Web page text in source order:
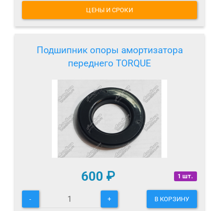
ЦЕНЫ И СРОКИ
Подшипник опоры амортизатора
переднего TORQUE
1 шт.
600 ₽
- + В КОРЗИНУ